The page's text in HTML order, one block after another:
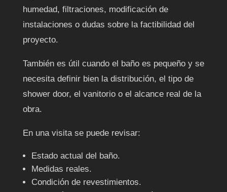
humedad, filtraciones, modificación de
instalaciones o dudas sobre la factibilidad del
proyecto.
También es útil cuando el baño es pequeño y se
necesita definir bien la distribución, el tipo de
shower door, el vanitorio o el alcance real de la
obra.
En una visita se puede revisar:
Estado actual del baño.
Medidas reales.
Condición de revestimientos.